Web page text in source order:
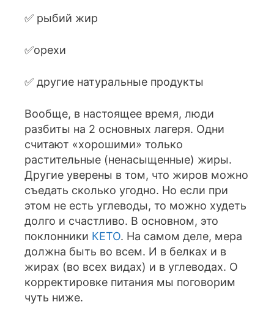
✅ рыбий жир
✅орехи
✅ другие натуральные продукты
Вообще, в настоящее время, люди
разбиты на 2 основных лагеря. Одни
считают «хорошими» только
растительные (ненасыщенные) жиры.
Другие уверены в том, что жиров можно
съедать сколько угодно. Но если при
этом не есть углеводы, то можно худеть
долго и счастливо. В основном, это
поклонники КЕТО. На самом деле, мера
должна быть во всем. И в белках и в
жирах (во всех видах) и в углеводах. О
корректировке питания мы поговорим
чуть ниже.